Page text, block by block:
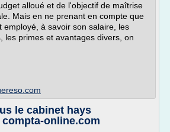
alloué et de l'objectif de maîtrise
Mais en ne prenant en compte que
employé, à savoir son salaire, les
les primes et avantages divers, on
le cabinet hays
online.com